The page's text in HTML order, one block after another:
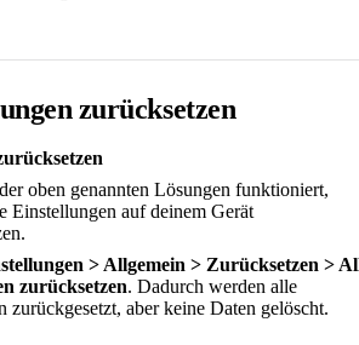
zurücksetzen
oben genannten Lösungen funktioniert,
Einstellungen auf deinem Gerät
> Allgemein > Zurücksetzen >
zurücksetzen. Dadurch werden alle
zurückgesetzt, aber keine Daten gelöscht.